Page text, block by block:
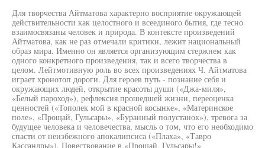
Для творчества Айтматова характерно восприятие окружающей
действительности как целостного и всеединого бытия, где тесно
взаимосвязаны человек и природа. В контексте произведений
Айтматова, как не раз отмечали критики, лежит национальный
образ мира. Именно он является организующим стержнем как
одного конкретного произведения, так и всего творчества в
целом. Лейтмотивную роль во всех произведениях Ч. Айтматова
играет хронотоп дороги. Для героев путь - познание себя и
окружающих людей, открытие красоты души («Джа-миля»,
«Белый пароход»), рефлексия прошедшей жизни, переоценка
ценностей («Тополек мой в красной косынке», «Материнское
поле», «Прощай, Гульсары», «Буранный полустанок»), тревога за
будущее человека и человечества, мысль о том, что его необходимо
спасти от неизбежного апокалипсиса («Плаха», «Тавро
Кассандры»). Повествование в «Прощай, Гульсары!»